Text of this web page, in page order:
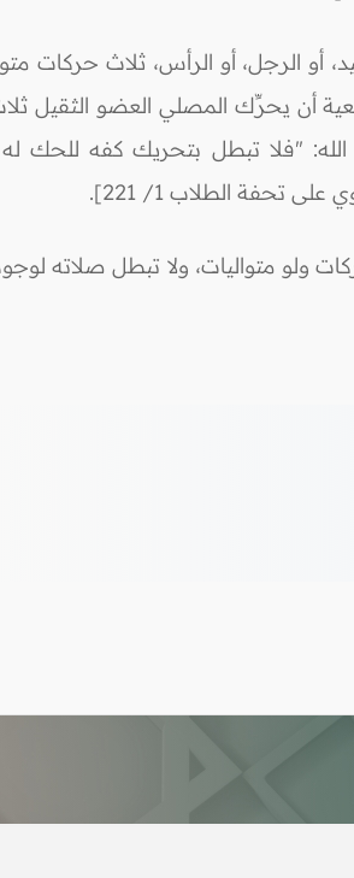
أو الرجل، أو الرأس، ثلاث حركات
أن يحرِّك المصلي العضو الثقيل
"فلا تبطل بتحريك كفه للحك له
تحفة الطلاب 1/ 221].
متواليات، ولا تبطل صلاته